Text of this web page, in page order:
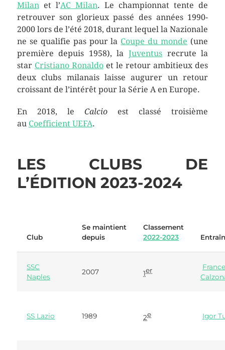
Milanet l’AC Milan. Le championnat tente de
retrouver son glorieux passé des années 1990-
2000 lors de l’été 2018, durant lequel la Nazionale
ne se qualifie pas pour la Coupe du monde (une
première depuis 1958), laJuventus recrute la
star Cristiano Ronaldoet le retour ambitieux des
deux clubs milanais laisse augurer un retour
croissant de l’intérêt pour la Série A en Europe.
En 2018, le Calcio est classé troisième
au Coefficient UEFA.
LES CLUBS DE
L’ÉDITION 2023-2024
Club
Se maintient
depuis
Classement
2022-2023
SSC
Naples
2007 1er
SS Lazio 1989 2e Igor